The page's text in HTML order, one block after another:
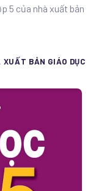
5 của nhà xuất bản
BẢN GIÁO DỤC